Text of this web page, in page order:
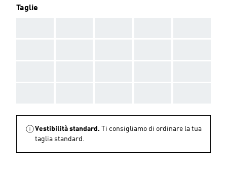
Taglie
Vestibilità standard.
Ti consigliamo di ordinare la tua
taglia standard.